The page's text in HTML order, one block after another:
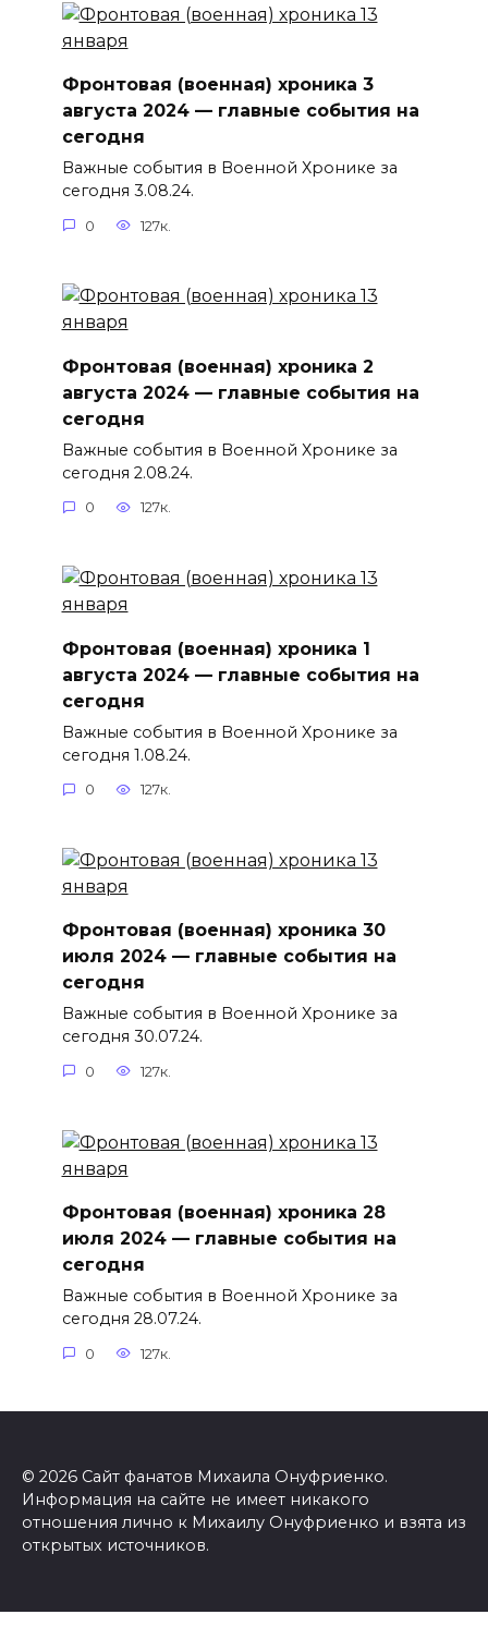
Фронтовая (военная) хроника 3
августа 2024 — главные события на
сегодня
Важные события в Военной Хронике за
сегодня 3.08.24.
0 127к.
Фронтовая (военная) хроника 2
августа 2024 — главные события на
сегодня
Важные события в Военной Хронике за
сегодня 2.08.24.
0 127к.
Фронтовая (военная) хроника 1
августа 2024 — главные события на
сегодня
Важные события в Военной Хронике за
сегодня 1.08.24.
0 127к.
Фронтовая (военная) хроника 30
июля 2024 — главные события на
сегодня
Важные события в Военной Хронике за
сегодня 30.07.24.
0 127к.
Фронтовая (военная) хроника 28
июля 2024 — главные события на
сегодня
Важные события в Военной Хронике за
сегодня 28.07.24.
0 127к.
© 2026 Сайт фанатов Михаила Онуфриенко.
Информация на сайте не имеет никакого
отношения лично к Михаилу Онуфриенко и взята из
открытых источников.